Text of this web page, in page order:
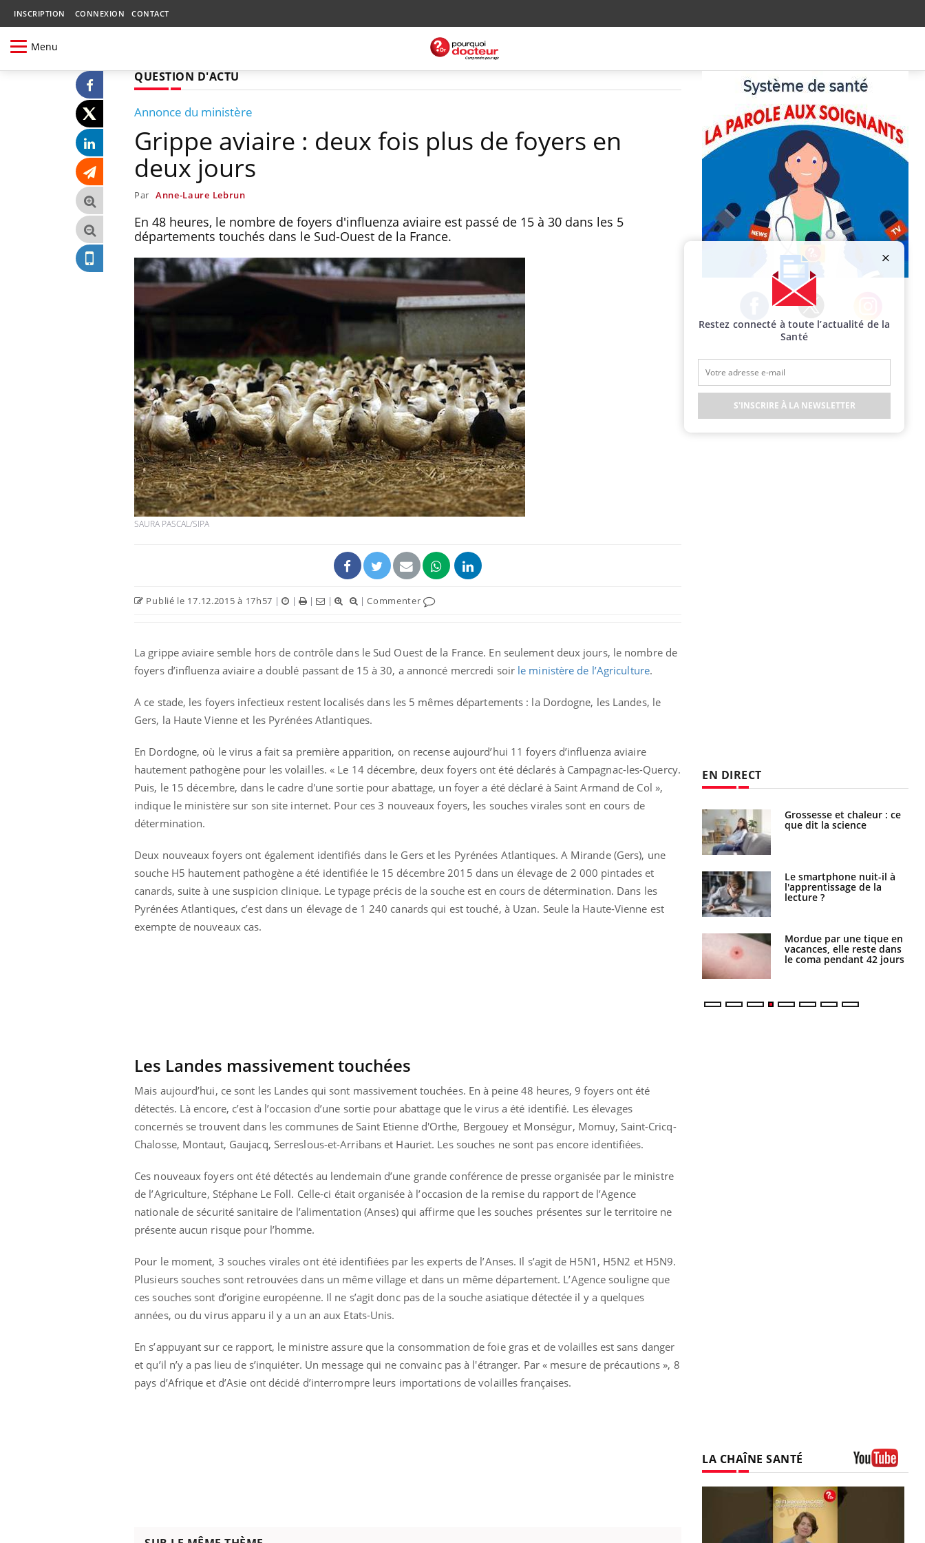
INSCRIPTION CONNEXION CONTACT
Menu
QUESTION D'ACTU
Annonce du ministère
Grippe aviaire : deux fois plus de foyers en
deux jours
Par Anne-Laure Lebrun
En 48 heures, le nombre de foyers d'influenza aviaire est passé de 15 à 30 dans les 5
départements touchés dans le Sud-Ouest de la France.
SAURA PASCAL/SIPA
Publié le 17.12.2015 à 17h57 | | | | |Commenter
La grippe aviaire semble hors de contrôle dans le Sud Ouest de la France. En seulement deux jours, le nombre de
foyers d’influenza aviaire a doublé passant de 15 à 30, a annoncé mercredi soir le ministère de l’Agriculture.
A ce stade, les foyers infectieux restent localisés dans les 5 mêmes départements : la Dordogne, les Landes, le
Gers, la Haute Vienne et les Pyrénées Atlantiques.
En Dordogne, où le virus a fait sa première apparition, on recense aujourd’hui 11 foyers d’influenza aviaire
hautement pathogène pour les volailles. « Le 14 décembre, deux foyers ont été déclarés à Campagnac-les-Quercy.
Puis, le 15 décembre, dans le cadre d'une sortie pour abattage, un foyer a été déclaré à Saint Armand de Col »,
indique le ministère sur son site internet. Pour ces 3 nouveaux foyers, les souches virales sont en cours de
détermination.
Deux nouveaux foyers ont également identifiés dans le Gers et les Pyrénées Atlantiques. A Mirande (Gers), une
souche H5 hautement pathogène a été identifiée le 15 décembre 2015 dans un élevage de 2 000 pintades et
canards, suite à une suspicion clinique. Le typage précis de la souche est en cours de détermination. Dans les
Pyrénées Atlantiques, c’est dans un élevage de 1 240 canards qui est touché, à Uzan. Seule la Haute-Vienne est
exempte de nouveaux cas.
Les Landes massivement touchées
Mais aujourd’hui, ce sont les Landes qui sont massivement touchées. En à peine 48 heures, 9 foyers ont été
détectés. Là encore, c’est à l’occasion d’une sortie pour abattage que le virus a été identifié. Les élevages
concernés se trouvent dans les communes de Saint Etienne d'Orthe, Bergouey et Monségur, Momuy, Saint-Cricq-
Chalosse, Montaut, Gaujacq, Serreslous-et-Arribans et Hauriet. Les souches ne sont pas encore identifiées.
Ces nouveaux foyers ont été détectés au lendemain d’une grande conférence de presse organisée par le ministre
de l’Agriculture, Stéphane Le Foll. Celle-ci était organisée à l’occasion de la remise du rapport de l’Agence
nationale de sécurité sanitaire de l’alimentation (Anses) qui affirme que les souches présentes sur le territoire ne
présente aucun risque pour l’homme.
Pour le moment, 3 souches virales ont été identifiées par les experts de l’Anses. Il s’agit de H5N1, H5N2 et H5N9.
Plusieurs souches sont retrouvées dans un même village et dans un même département. L’Agence souligne que
ces souches sont d’origine européenne. Il ne s’agit donc pas de la souche asiatique détectée il y a quelques
années, ou du virus apparu il y a un an aux Etats-Unis.
En s’appuyant sur ce rapport, le ministre assure que la consommation de foie gras et de volailles est sans danger
et qu’il n’y a pas lieu de s’inquiéter. Un message qui ne convainc pas à l'étranger. Par « mesure de précautions », 8
pays d’Afrique et d’Asie ont décidé d’interrompre leurs importations de volailles françaises.
Facebook Twitter Instagram
EN DIRECT
West Nile : que se passe-
Les médicaments GLP-1
protègent-ils aussi les os
?
La sieste empêche-t-elle
VIH : la fin du comprimé
tous les jours se profile-t-
elle enfin ?
Le Viagra pourrait-il
freiner la propagation du
cancer ?
Grossesse et chaleur : ce
que dit la science
Le smartphone nuit-il à
l'apprentissage de la
lecture ?
Mordue par une tique en
vacances, elle reste dans
le coma pendant 42 jours
LA CHAÎNE SANTÉ
Restez connecté à toute l’actualité de la
Santé
S'INSCRIRE À LA NEWSLETTER